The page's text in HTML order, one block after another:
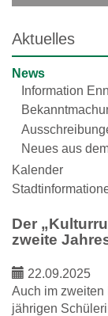
Aktuelles
News
Information
Neues aus
Kalender
Der
zweite
22.09.2025
Auch im zweiten
jährigen